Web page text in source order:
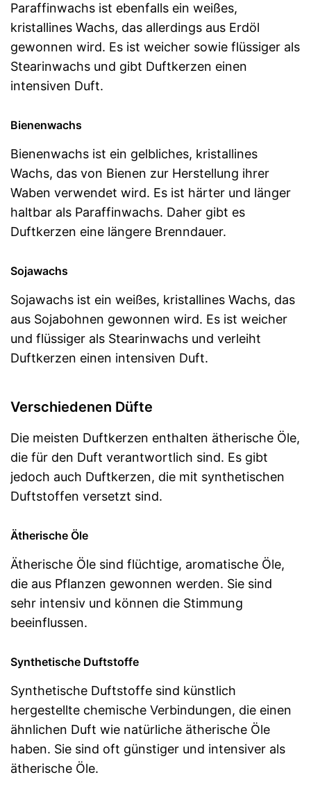
Paraffinwachs ist ebenfalls ein weißes,
kristallines Wachs, das allerdings aus Erdöl
gewonnen wird. Es ist weicher sowie flüssiger als
Stearinwachs und gibt Duftkerzen einen
intensiven Duft.
Bienenwachs
Bienenwachs ist ein gelbliches, kristallines
Wachs, das von Bienen zur Herstellung ihrer
Waben verwendet wird. Es ist härter und länger
haltbar als Paraffinwachs. Daher gibt es
Duftkerzen eine längere Brenndauer.
Sojawachs
Sojawachs ist ein weißes, kristallines Wachs, das
aus Sojabohnen gewonnen wird. Es ist weicher
und flüssiger als Stearinwachs und verleiht
Duftkerzen einen intensiven Duft.
Verschiedenen Düfte
Die meisten Duftkerzen enthalten ätherische Öle,
die für den Duft verantwortlich sind. Es gibt
jedoch auch Duftkerzen, die mit synthetischen
Duftstoffen versetzt sind.
Ätherische Öle
Ätherische Öle sind flüchtige, aromatische Öle,
die aus Pflanzen gewonnen werden. Sie sind
sehr intensiv und können die Stimmung
beeinflussen.
Synthetische Duftstoffe
Synthetische Duftstoffe sind künstlich
hergestellte chemische Verbindungen, die einen
ähnlichen Duft wie natürliche ätherische Öle
haben. Sie sind oft günstiger und intensiver als
ätherische Öle.